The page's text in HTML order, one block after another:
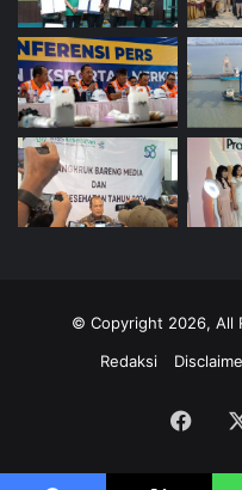
© Copyright 2026, All
Redaksi